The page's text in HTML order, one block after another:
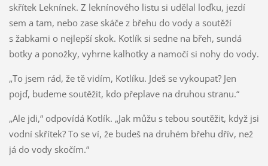
skřítek Leknínek. Z leknínového listu si udělal loďku, jezdí
sem a tam, nebo zase skáče z břehu do vody a soutěží
s žabkami o nejlepší skok. Kotlík si sedne na břeh, sundá
botky a ponožky, vyhrne kalhotky a namočí si nohy do vody.
„To jsem rád, že tě vidím, Kotlíku. Jdeš se vykoupat? Jen
pojď, budeme soutěžit, kdo přeplave na druhou stranu.“
„Ale jdi,“ odpovídá Kotlík. „Jak můžu s tebou soutěžit, když jsi
vodní skřítek? To se ví, že budeš na druhém břehu dřív, než
já do vody skočím.“